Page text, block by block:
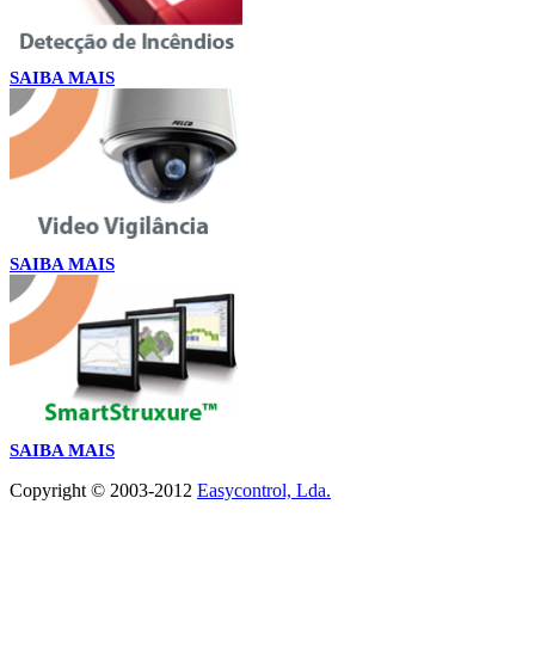
SAIBA MAIS
SAIBA MAIS
SAIBA MAIS
Copyright © 2003-2012 Easycontrol, Lda.